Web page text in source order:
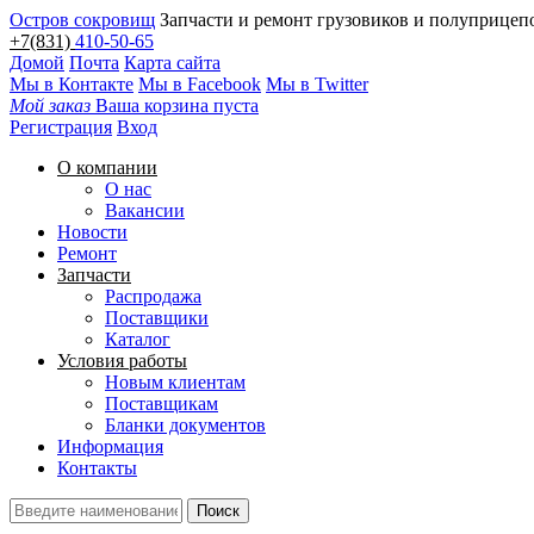
Остров сокровищ Запчасти и ремонт грузовиков и
+7(831) 410-50-65
Домой Почта Карта сайта
Мы в Контакте Мы в Facebook Мы в Twitter
Мой заказ Ваша корзина пуста
Регистрация Вход
О компании
О нас
Вакансии
Новости
Ремонт
Запчасти
Распродажа
Поставщики
Каталог
Условия работы
Новым клиентам
Поставщикам
Бланки документов
Информация
Контакты